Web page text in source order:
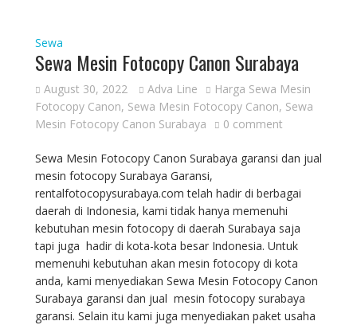
Sewa
Sewa Mesin Fotocopy Canon Surabaya
August 30, 2022 Adva Line
Harga Sewa Mesin
Fotocopy Canon, Sewa Mesin Fotocopy Canon, Sewa
Mesin Fotocopy Canon Surabaya
0 comment
Sewa Mesin Fotocopy Canon Surabaya garansi dan jual
mesin fotocopy Surabaya Garansi,
rentalfotocopysurabaya.com telah hadir di berbagai
daerah di Indonesia, kami tidak hanya memenuhi
kebutuhan mesin fotocopy di daerah Surabaya saja
tapi juga hadir di kota-kota besar Indonesia. Untuk
memenuhi kebutuhan akan mesin fotocopy di kota
anda, kami menyediakan Sewa Mesin Fotocopy Canon
Surabaya garansi dan jual mesin fotocopy surabaya
garansi. Selain itu kami juga menyediakan paket usaha